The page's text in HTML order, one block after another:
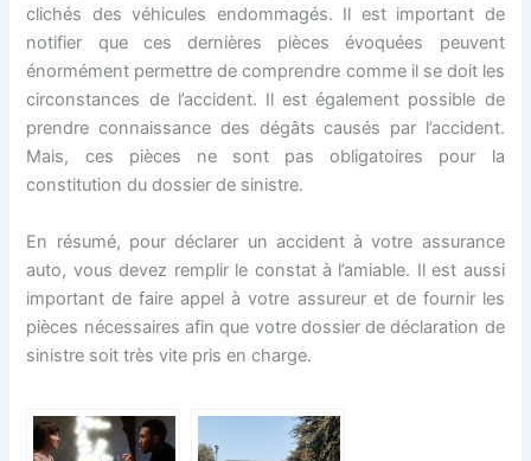
clichés des véhicules endommagés. Il est important de
notifier que ces dernières pièces évoquées peuvent
énormément permettre de comprendre comme il se doit les
circonstances de l’accident. Il est également possible de
prendre connaissance des dégâts causés par l’accident.
Mais, ces pièces ne sont pas obligatoires pour la
constitution du dossier de sinistre.
En résumé, pour déclarer un accident à votre assurance
auto, vous devez remplir le constat à l’amiable. Il est aussi
important de faire appel à votre assureur et de fournir les
pièces nécessaires afin que votre dossier de déclaration de
sinistre soit très vite pris en charge.